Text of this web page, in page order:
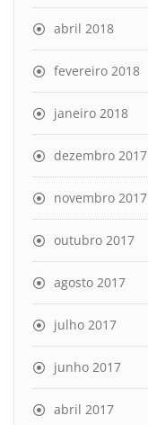
abril 2018
fevereiro 2018
janeiro 2018
dezembro 2017
novembro 2017
outubro 2017
agosto 2017
julho 2017
junho 2017
abril 2017